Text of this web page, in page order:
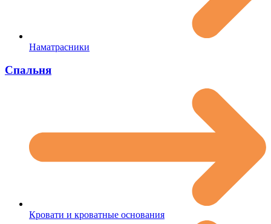
Наматрасники
Спальня
Кровати и кроватные основания